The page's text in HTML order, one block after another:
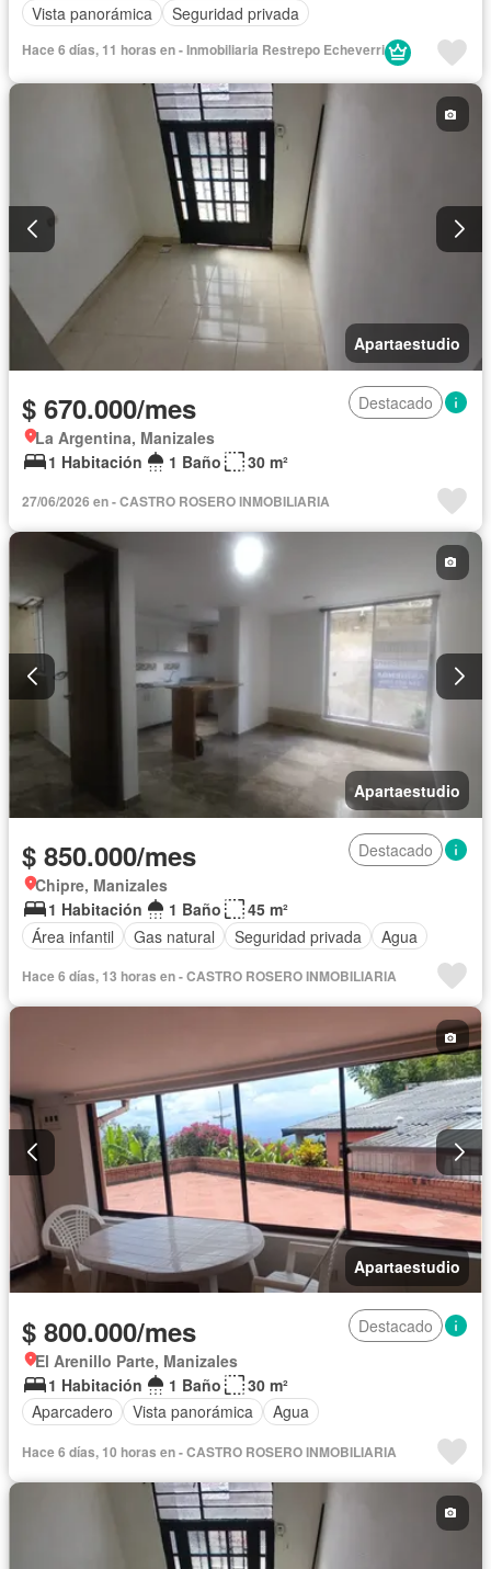
Vista panorámica
Seguridad privada
Hace 6 días, 11 horas en - Inmobiliaria Restrepo Echeverri
Apartaestudio
$ 670.000/mes
Destacado
La Argentina, Manizales
1 Habitación
1 Baño 30 m²
27/06/2026 en - CASTRO ROSERO INMOBILIARIA
Apartaestudio
$ 850.000/mes
Destacado
Chipre, Manizales
1 Habitación
1 Baño
45 m²
Área infantil
Gas natural Seguridad privada Agua
Hace 6 días, 13 horas en - CASTRO ROSERO INMOBILIARIA
Apartaestudio
$ 800.000/mes
Destacado
El Arenillo Parte, Manizales
1 Habitación
1 Baño
30 m²
Aparcadero
Vista panorámica Agua
Hace 6 días, 10 horas en - CASTRO ROSERO INMOBILIARIA